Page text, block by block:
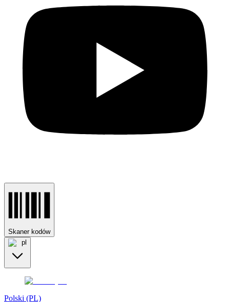
Skaner kodów
pl
Polski (PL)